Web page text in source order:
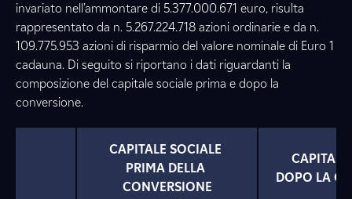
invariato nell’ammontare di 5.377.000.671 euro, risulta
rappresentato da n. 5.267.224.718 azioni ordinarie e da n.
109.775.953 azioni di risparmio del valore nominale di Euro 1
cadauna. Di seguito si riportano i dati riguardanti la
composizione del capitale sociale prima e dopo la
conversione.
CAPITALE SOCIALE
PRIMA DELLA
CONVERSIONE
DOPO LA